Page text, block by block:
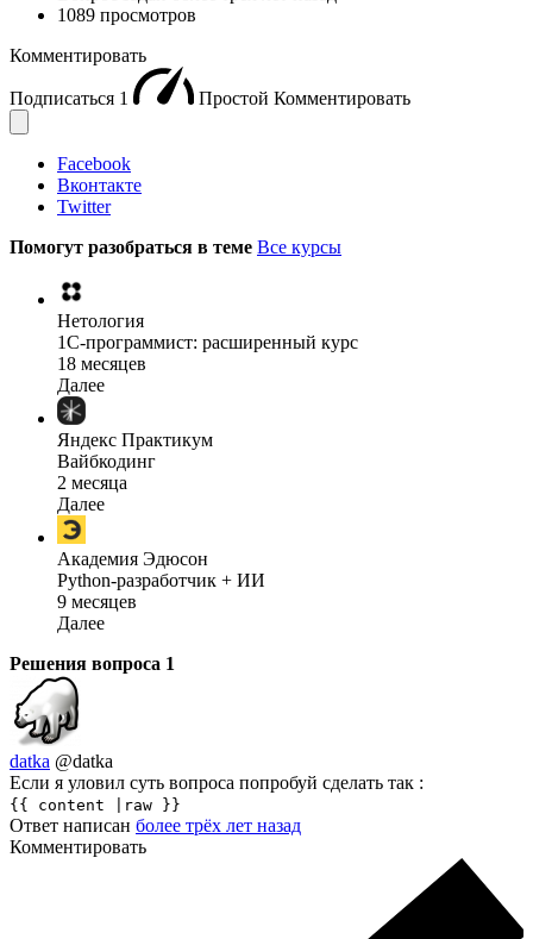
1089 просмотров
Комментировать
Подписаться 1 Простой Комментировать
Facebook
Вконтакте
Twitter
Помогут разобраться в теме Все курсы
Нетология
1C-программист: расширенный курс
18 месяцев
Далее
Яндекс Практикум
Вайбкодинг
2 месяца
Далее
Академия Эдюсон
Python-разработчик + ИИ
9 месяцев
Далее
Решения вопроса 1
datka @datka
Если я уловил суть вопроса попробуй сделать так :
{{ content |raw }}
Ответ написан более трёх лет назад
Комментировать